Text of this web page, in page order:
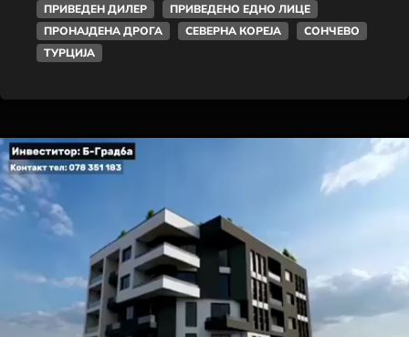
ПРИВЕДЕН ДИЛЕР
ПРИВЕДЕНО ЕДНО ЛИЦЕ
ПРОНАЈДЕНА ДРОГА
СЕВЕРНА КОРЕЈА
СОНЧЕВО
ТУРЦИЈА